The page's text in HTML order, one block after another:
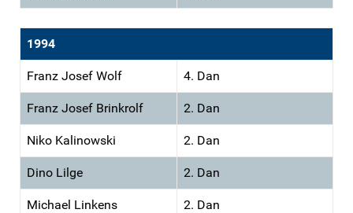
1994
Franz Josef Wolf 4. Dan
Franz Josef Brinkrolf 2. Dan
Niko Kalinowski 2. Dan
Dino Lilge 2. Dan
Michael Linkens 2. Dan